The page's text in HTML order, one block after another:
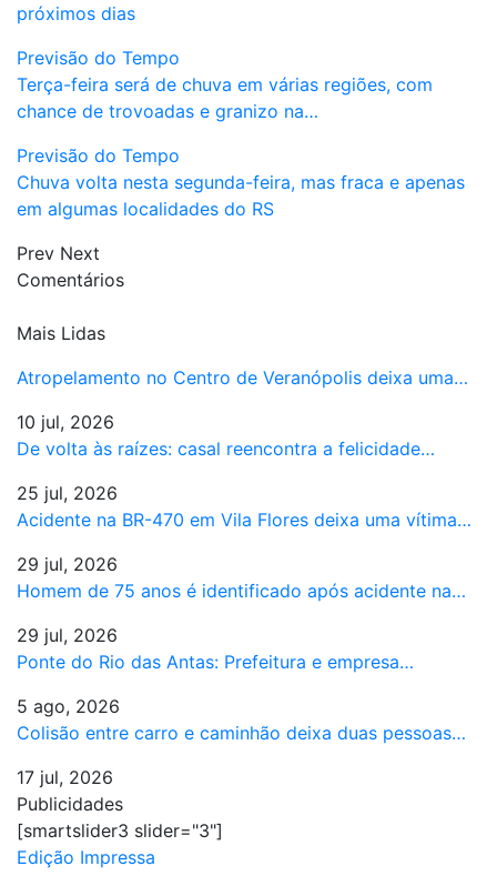
próximos dias
Previsão do Tempo
Terça-feira será de chuva em várias regiões, com
chance de trovoadas e granizo na…
Previsão do Tempo
Chuva volta nesta segunda-feira, mas fraca e apenas
em algumas localidades do RS
Prev Next
Comentários
Mais Lidas
Atropelamento no Centro de Veranópolis deixa uma…
10 jul, 2026
De volta às raízes: casal reencontra a felicidade…
25 jul, 2026
Acidente na BR-470 em Vila Flores deixa uma vítima…
29 jul, 2026
Homem de 75 anos é identificado após acidente na…
29 jul, 2026
Ponte do Rio das Antas: Prefeitura e empresa…
5 ago, 2026
Colisão entre carro e caminhão deixa duas pessoas…
17 jul, 2026
Publicidades
[smartslider3 slider="3"]
Edição Impressa